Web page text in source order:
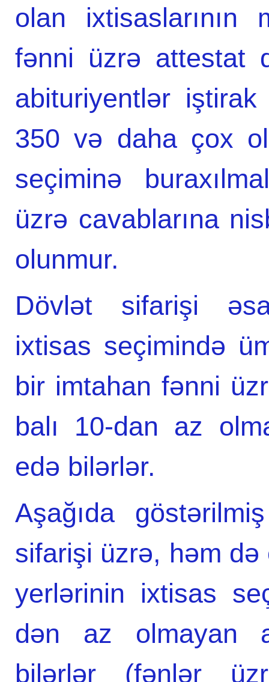
olan ixtisaslarının
fənni üzrə attestat
abituriyentlər
350 və daha çox
seçiminə
üzrə cavablarına
olunmur.
Dövlət sifarişi
ixtisas seçimində
bir imtahan fənni
balı 10-dan az
edə bilərlər.
Aşağıda
sifarişi üzrə, həm də
yerlərinin ixtisas
dən az olmayan
bilərlər (fənlər